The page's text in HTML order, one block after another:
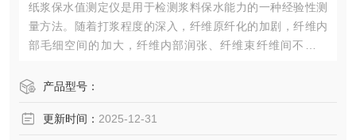
纸浆保水值测定仪是用于检测浆料保水能力的一种经验性测
量方法。随着打浆程度的深入，纤维原纤化的加剧，纤维内
部毛细空间的加大，纤维内部润张、纤维束纤维间不断剥
致纤维的保水能力发生变化，浆料保水值测定法可以把浆料
产品型号：
更新时间： 2025-12-31